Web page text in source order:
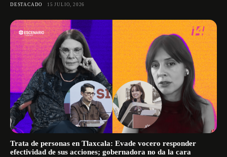
DESTACADO 15 JULIO, 2026
Trata de personas en Tlaxcala: Evade vocero responder
efectividad de sus acciones; gobernadora no da la cara